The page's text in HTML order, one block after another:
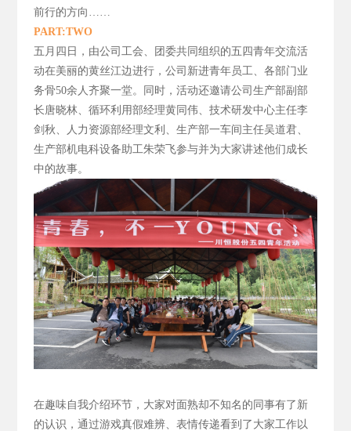
前行的方向……
PART:TWO
五月四日，由公司工会、团委共同组织的五四青年交流活
动在美丽的黄丝江边进行，公司新进青年员工、各部门业
务骨50余人齐聚一堂。同时，活动还邀请公司生产部副部
长唐晓林、循环利用部经理黄同伟、技术研发中心主任李
剑秋、人力资源部经理文利、生产部一车间主任吴道君、
生产部机电科设备助工朱荣飞参与并为大家讲述他们成长
中的故事。
在趣味自我介绍环节，大家对面熟却不知名的同事有了新
的认识，通过游戏真假难辨、表情传递看到了大家工作以